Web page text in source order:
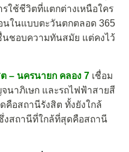
ใช้ชีวิตที่แตกต่างเหนือใคร
นในแบบตะวันตกตลอด 365
ชอบความทันสมัย แต่คงไว้
– นครนายก คลอง 7 เชื่อม
าภิเษก และรถไฟฟ้าสายสี
อสถานีรังสิต ทั้งยังใกล้
งสถานีที่ใกล้ที่สุดคือสถานี